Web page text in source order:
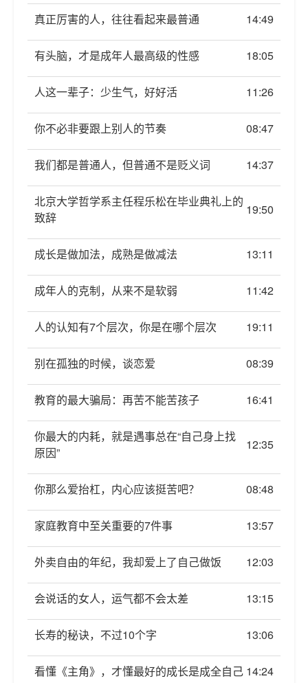
真正厉害的人，往往看起来最普通 14:49
有头脑，才是成年人最高级的性感 18:05
人这一辈子：少生气，好好活 11:26
你不必非要跟上别人的节奏 08:47
我们都是普通人，但普通不是贬义词 14:37
北京大学哲学系主任程乐松在毕业典礼上的
致辞
19:50
成长是做加法，成熟是做减法 13:11
成年人的克制，从来不是软弱 11:42
人的认知有7个层次，你是在哪个层次 19:11
别在孤独的时候，谈恋爱 08:39
教育的最大骗局：再苦不能苦孩子 16:41
你最大的内耗，就是遇事总在“自己身上找
原因”
12:35
你那么爱抬杠，内心应该挺苦吧？ 08:48
家庭教育中至关重要的7件事 13:57
外卖自由的年纪，我却爱上了自己做饭 12:03
会说话的女人，运气都不会太差 13:15
长寿的秘诀，不过10个字 13:06
看懂《主角》，才懂最好的成长是成全自己 14:24